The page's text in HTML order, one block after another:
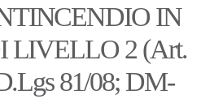
IN
LIVELLO 2 (Art.
81/08; DM-